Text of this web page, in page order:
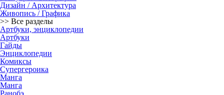
Дизайн / Архитектура
Живопись / Графика
>> Все разделы
Артбуки, энциклопедии
Артбуки
Гайды
Энциклопедии
Комиксы
Супергероика
Манга
Манга
Ранобэ